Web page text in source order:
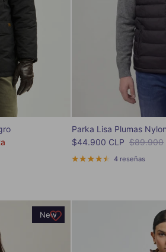
Parka Lisa Plumas
Precio de venta
$44.900 CLP Precio
$89.900
4 reseñas
New